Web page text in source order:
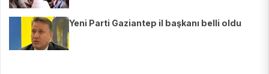
Yeni Parti Gaziantep il başkanı belli oldu